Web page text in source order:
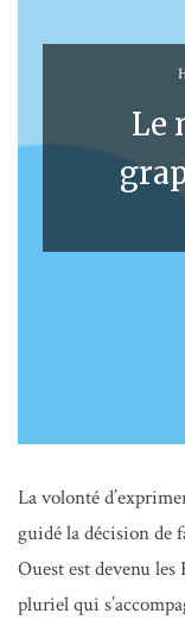
Le
La volonté
guidé la décision de
Ouest est devenu
pluriel qui